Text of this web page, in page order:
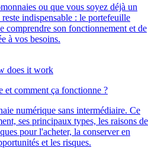
ou que vous soyez déjà un
indispensable : le portefeuille
comprendre son fonctionnement et de
à vos besoins.
et comment ça fonctionne ?
numérique sans intermédiaire. Ce
ses principaux types, les raisons de
pour l'acheter, la conserver en
et les risques.